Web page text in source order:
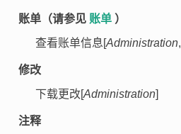
账单（请参见 账单）
查看账单信息[Administration,
修改
下载更改[Administration]
注释